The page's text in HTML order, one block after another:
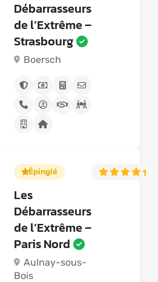
Débarrasseurs
de l’Extrême –
Strasbourg
Boersch
Épinglé
Les
Débarrasseurs
de l’Extrême –
Paris Nord
Aulnay-sous-
Bois